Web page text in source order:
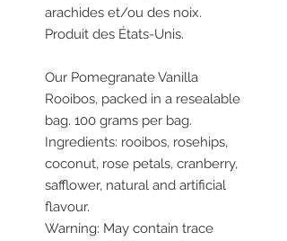
arachides et/ou des noix.
Produit des États-Unis.
Our Pomegranate Vanilla
Rooibos, packed in a resealable
bag. 100 grams per bag.
Ingredients: rooibos, rosehips,
coconut, rose petals, cranberry,
safflower, natural and artificial
flavour.
Warning: May contain trace